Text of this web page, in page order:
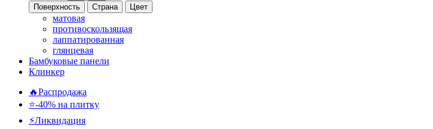
Поверхность
Страна Цвет
матовая
противоскользящая
лаппатированная
глянцевая
Бамбуковые панели
Клинкер
🔥Распродажа
⭐-40% на плитку
⚡️Ликвидация